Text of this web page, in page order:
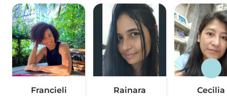
Francieli Rainara
Cecilia